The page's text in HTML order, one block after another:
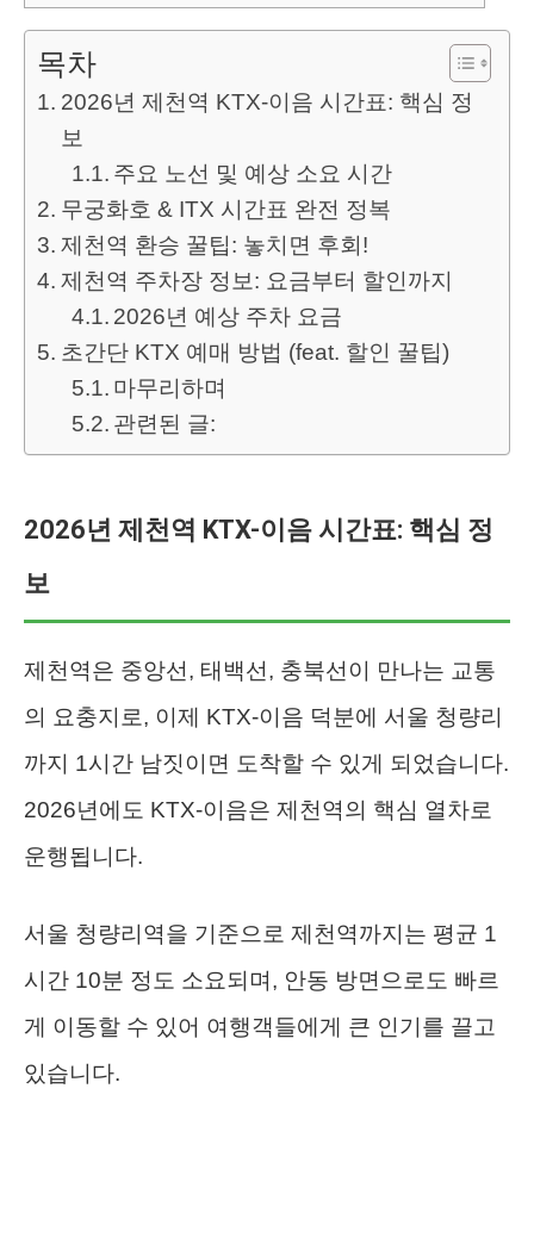
목차
2026년 제천역 KTX-이음 시간표: 핵심 정
보
주요 노선 및 예상 소요 시간
무궁화호 & ITX 시간표 완전 정복
제천역 환승 꿀팁: 놓치면 후회!
제천역 주차장 정보: 요금부터 할인까지
2026년 예상 주차 요금
초간단 KTX 예매 방법 (feat. 할인 꿀팁)
마무리하며
관련된 글:
2026년 제천역 KTX-이음 시간표: 핵심 정
보
제천역은 중앙선, 태백선, 충북선이 만나는 교통
의 요충지로, 이제 KTX-이음 덕분에 서울 청량리
까지 1시간 남짓이면 도착할 수 있게 되었습니다.
2026년에도 KTX-이음은 제천역의 핵심 열차로
운행됩니다.
서울 청량리역을 기준으로 제천역까지는 평균 1
시간 10분 정도 소요되며, 안동 방면으로도 빠르
게 이동할 수 있어 여행객들에게 큰 인기를 끌고
있습니다.